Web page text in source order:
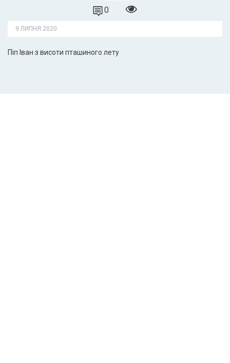
0
9 ЛИПНЯ 2020
Піп Іван з висоти пташиного лету